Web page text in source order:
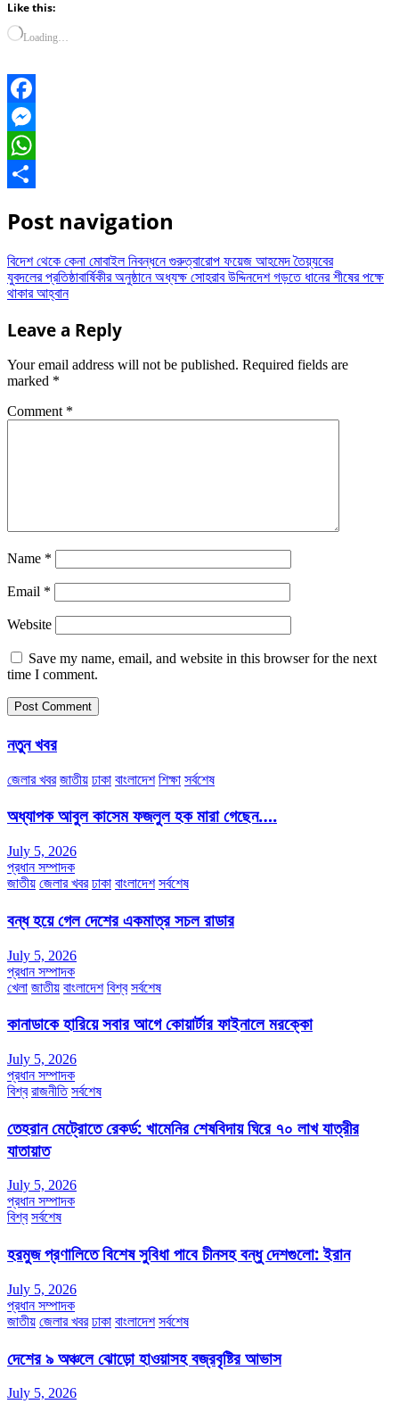
Like this:
Loading…
Facebook
Messenger
WhatsApp
Post navigation
বিদেশ থেকে কেনা মোবাইল নিবন্ধনে গুরুত্বারোপ ফয়েজ আহমেদ তৈয়্যবের
যুবদলের প্রতিষ্ঠাবার্ষিকীর অনুষ্ঠানে অধ্যক্ষ সোহরাব উদ্দিনদেশ গড়তে ধানের শীষের পক্ষে
থাকার আহ্বান
Leave a Reply
Your email address will not be published. Required fields are
marked *
Comment *
Name *
Email *
Website
Save my name, email, and website in this browser for the next
time I comment.
নতুন খবর
জেলার খবর জাতীয় ঢাকা বাংলাদেশ শিক্ষা সর্বশেষ
অধ্যাপক আবুল কাসেম ফজলুল হক মারা গেছেন….
July 5, 2026
প্রধান সম্পাদক
জাতীয় জেলার খবর ঢাকা বাংলাদেশ সর্বশেষ
বন্ধ হয়ে গেল দেশের একমাত্র সচল রাডার
July 5, 2026
প্রধান সম্পাদক
খেলা জাতীয় বাংলাদেশ বিশ্ব সর্বশেষ
কানাডাকে হারিয়ে সবার আগে কোয়ার্টার ফাইনালে মরক্কো
July 5, 2026
প্রধান সম্পাদক
বিশ্ব রাজনীতি সর্বশেষ
তেহরান মেট্রোতে রেকর্ড: খামেনির শেষবিদায় ঘিরে ৭০ লাখ যাত্রীর
যাতায়াত
July 5, 2026
প্রধান সম্পাদক
বিশ্ব সর্বশেষ
হরমুজ প্রণালিতে বিশেষ সুবিধা পাবে চীনসহ বন্ধু দেশগুলো: ইরান
July 5, 2026
প্রধান সম্পাদক
জাতীয় জেলার খবর ঢাকা বাংলাদেশ সর্বশেষ
দেশের ৯ অঞ্চলে ঝোড়ো হাওয়াসহ বজ্রবৃষ্টির আভাস
July 5, 2026